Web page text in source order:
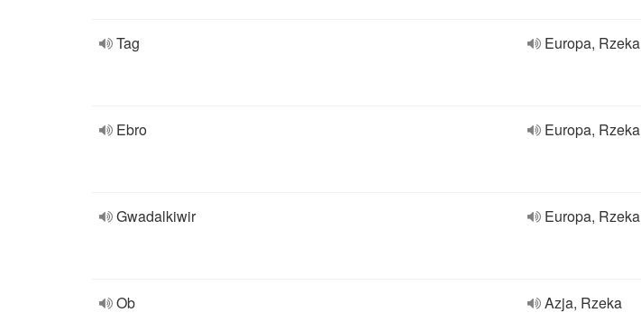
Tag Europa, Rzeka
Ebro Europa, Rzeka
Gwadalkiwir Europa, Rzeka
Ob Azja, Rzeka